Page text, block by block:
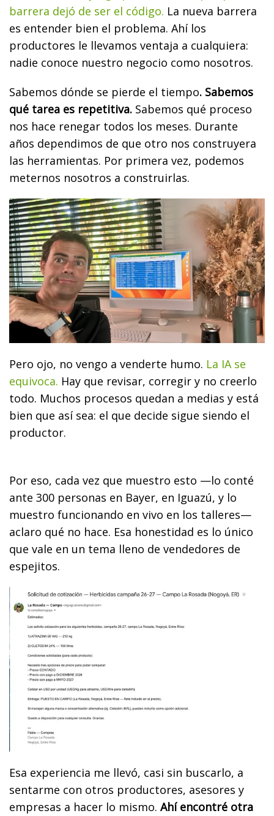
barrera dejó de ser el código. La nueva barrera
es entender bien el problema. Ahí los
productores le llevamos ventaja a cualquiera:
nadie conoce nuestro negocio como nosotros.
Sabemos dónde se pierde el tiempo. Sabemos
qué tarea es repetitiva. Sabemos qué proceso
nos hace renegar todos los meses. Durante
años dependimos de que otro nos construyera
las herramientas. Por primera vez, podemos
meternos nosotros a construirlas.
Pero ojo, no vengo a venderte humo. La IA se
equivoca. Hay que revisar, corregir y no creerlo
todo. Muchos procesos quedan a medias y está
bien que así sea: el que decide sigue siendo el
productor.
Por eso, cada vez que muestro esto —lo conté
ante 300 personas en Bayer, en Iguazú, y lo
muestro funcionando en vivo en los talleres—
aclaro qué no hace. Esa honestidad es lo único
que vale en un tema lleno de vendedores de
espejitos.
Esa experiencia me llevó, casi sin buscarlo, a
sentarme con otros productores, asesores y
empresas a hacer lo mismo. Ahí encontré otra